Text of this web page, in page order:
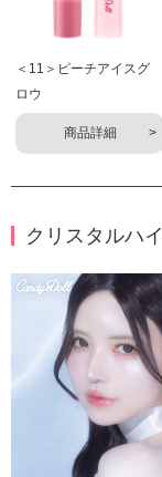
＜11＞ピーチアイスグ
ロウ
商品詳細
クリスタルハ